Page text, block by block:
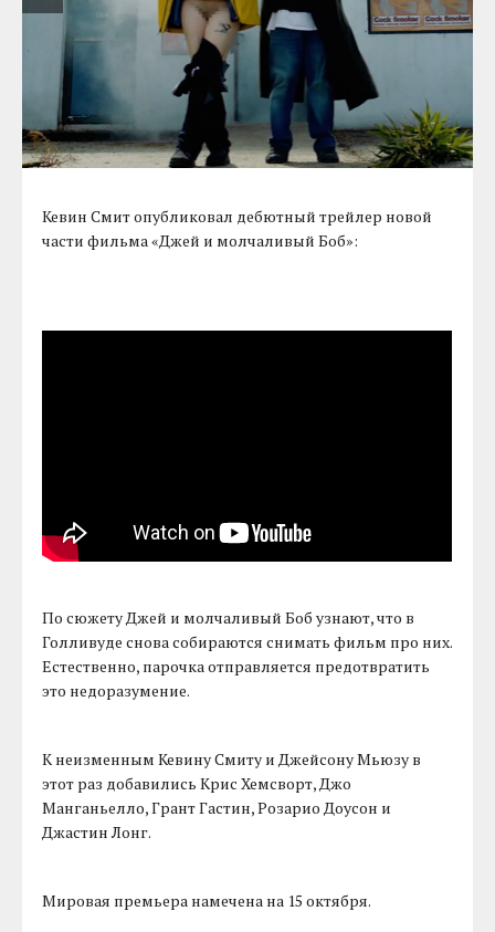
Кевин Смит опубликовал дебютный трейлер новой
части фильма «Джей и молчаливый Боб»:
По сюжету Джей и молчаливый Боб узнают, что в
Голливуде снова собираются снимать фильм про них.
Естественно, парочка отправляется предотвратить
это недоразумение.
К неизменным Кевину Смиту и Джейсону Мьюзу в
этот раз добавились Крис Хемсворт, Джо
Манганьелло, Грант Гастин, Розарио Доусон и
Джастин Лонг.
Мировая премьера намечена на 15 октября.